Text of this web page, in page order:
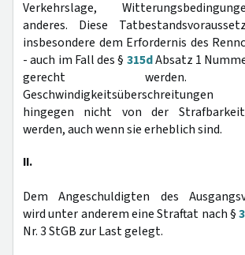
Verkehrslage,
anderes. Diese
insbesondere dem Erfordernis des
- auch im Fall des § 315dAbsatz 1
gerecht werden.
hingegen nicht von der
werden, auch wenn sie erheblich sind.
II.
Dem Angeschuldigten des
wird unter anderem eine Straftat nach §
Nr. 3 StGB zur Last gelegt.